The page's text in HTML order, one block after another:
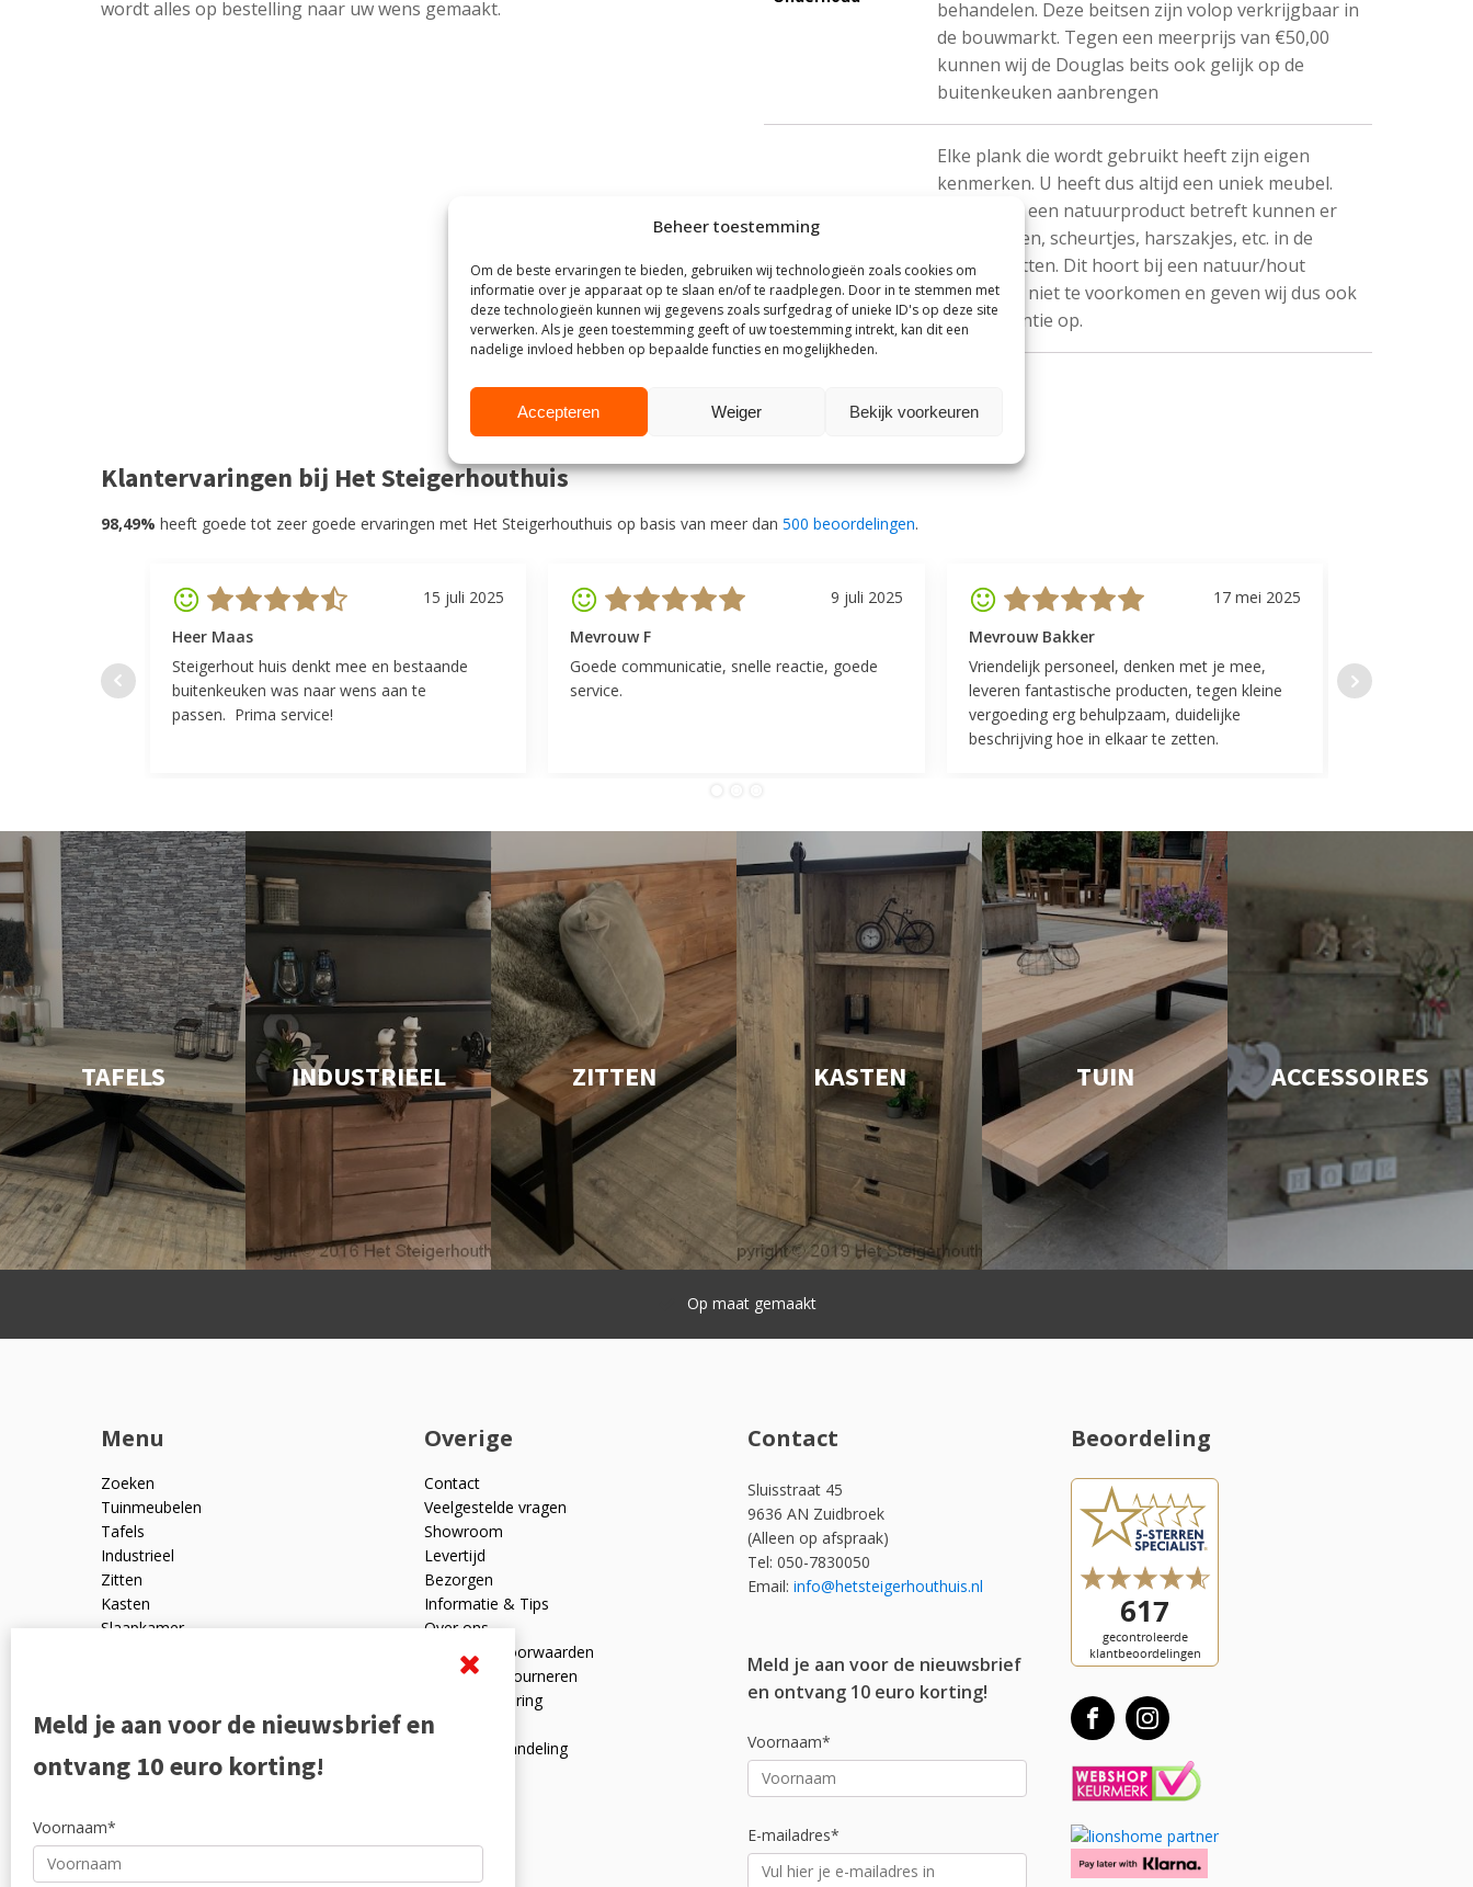
Beheer toestemming
Om de beste ervaringen te bieden, gebruiken wij technologieën zoals cookies om
informatie over je apparaat op te slaan en/of te raadplegen. Door in te stemmen met
deze technologieën kunnen wij gegevens zoals surfgedrag of unieke ID's op deze site
verwerken. Als je geen toestemming geeft of uw toestemming intrekt, kan dit een
nadelige invloed hebben op bepaalde functies en mogelijkheden.
Accepteren Weiger Bekijk voorkeuren
wordt alles op bestelling naar uw wens gemaakt.
behandelen. Deze beitsen zijn volop verkrijgbaar in
de bouwmarkt. Tegen een meerprijs van €50,00
kunnen wij de Douglas beits ook gelijk op de
buitenkeuken aanbrengen
Natuurproduct
Elke plank die wordt gebruikt heeft zijn eigen
kenmerken. U heeft dus altijd een uniek meubel.
Omdat het een natuurproduct betreft kunnen er
ook noesten, scheurtjes, harszakjes, etc. in de
planken zitten. Dit hoort bij een natuur/hout
product, is niet te voorkomen en geven wij dus ook
geen garantie op.
Klantervaringen bij Het Steigerhouthuis
98,49% heeft goede tot zeer goede ervaringen met Het Steigerhouthuis op basis van meer dan 500 beoordelingen.
15 juli 2025
Heer Maas
Steigerhout huis denkt mee en bestaande
buitenkeuken was naar wens aan te
passen. Prima service!
9 juli 2025
Mevrouw F
Goede communicatie, snelle reactie, goede
service.
17 mei 2025
Mevrouw Bakker
Vriendelijk personeel, denken met je mee,
leveren fantastische producten, tegen kleine
vergoeding erg behulpzaam, duidelijke
beschrijving hoe in elkaar te zetten.
Top geregeld!
indelingen die
TAFELS INDUSTRIEEL ZITTEN KASTEN TUIN ACCESSOIRES
Snelle levering
Menu
Zoeken
Tuinmeubelen
Tafels
Industrieel
Zitten
Kasten
Slaapkamer
Outlet
Overige
Contact
Veelgestelde vragen
Showroom
Levertijd
Bezorgen
Informatie & Tips
Over ons
Algemene voorwaarden
Ruilen en retourneren
Privacyverklaring
Reviewpolicy
Klachtenafhandeling
Contact
Sluisstraat 45
9636 AN Zuidbroek
(Alleen op afspraak)
Tel: 050-7830050
Email: info@hetsteigerhouthuis.nl
Meld je aan voor de nieuwsbrief
en ontvang 10 euro korting!
Voornaam*
E-mailadres*
Beoordeling
Meld je aan voor de nieuwsbrief en
ontvang 10 euro korting!
Voornaam*